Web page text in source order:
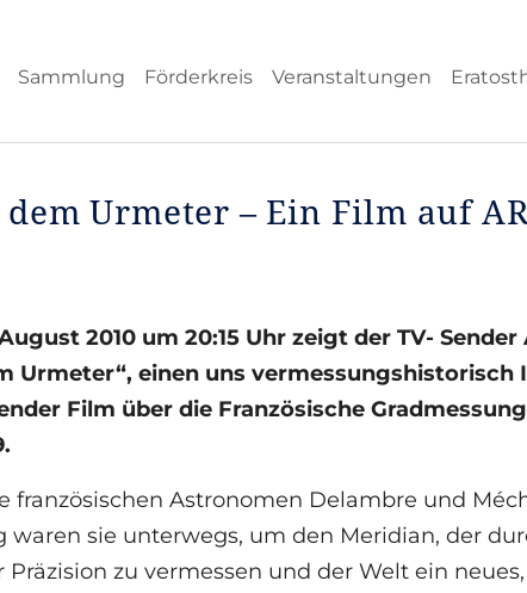
Sammlung Förderkreis Veranstaltungen
dem Urmeter – Ein Film auf
2010 um 20:15 Uhr zeigt der TV- Sender
Urmeter“, einen uns vermessungshistorisch
Film über die Französische
französischen Astronomen Delambre und
waren sie unterwegs, um den Meridian, der
zu vermessen und der Welt ein